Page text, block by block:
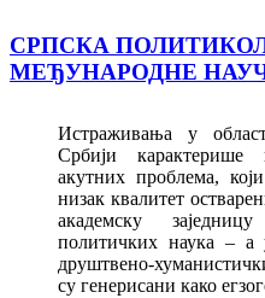
СРПСКА
МЕЂУНАРОДНЕ
Истраживања у
Србији
акутних проблема,
низак квалитет
академску
политичких наука – а
друштвено-
су генерисани како